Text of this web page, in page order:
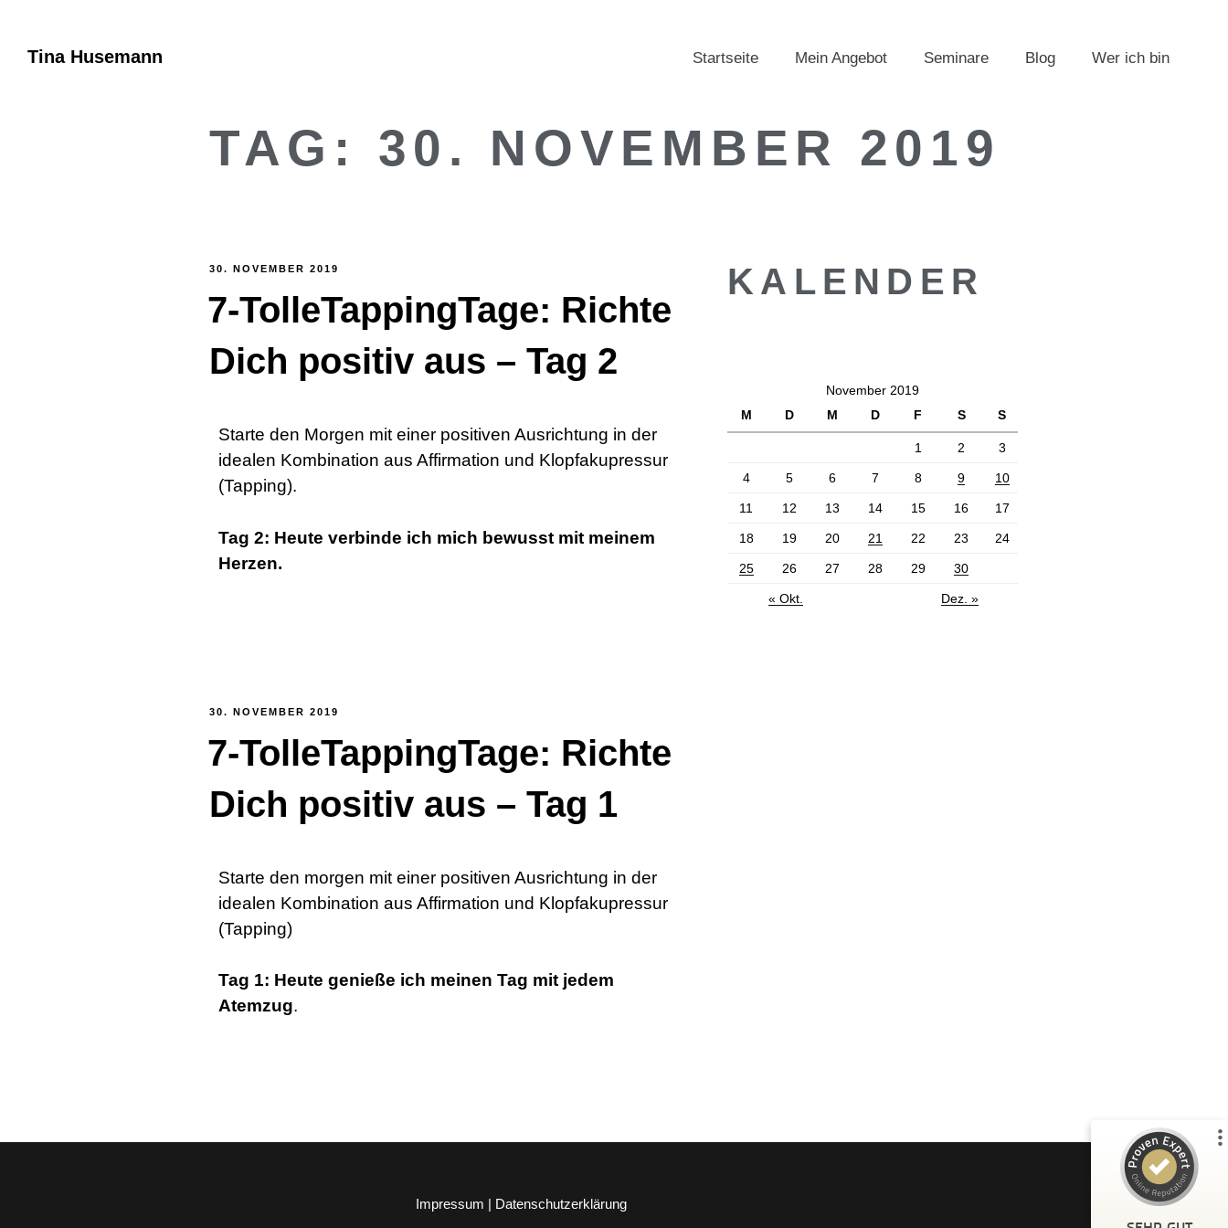
Tina Husemann Startseite Mein Angebot Seminare Blog Wer ich bin
TAG: 30. NOVEMBER 2019
30. NOVEMBER 2019
7-TolleTappingTage: Richte
Dich positiv aus – Tag 2
Starte den Morgen mit einer positiven Ausrichtung in der
idealen Kombination aus Affirmation und Klopfakupressur
(Tapping).
Tag 2: Heute verbinde ich mich bewusst mit meinem
Herzen.
30. NOVEMBER 2019
7-TolleTappingTage: Richte
Dich positiv aus – Tag 1
Starte den morgen mit einer positiven Ausrichtung in der
idealen Kombination aus Affirmation und Klopfakupressur
(Tapping)
Tag 1: Heute genieße ich meinen Tag mit jedem
Atemzug.
KALENDER
November 2019
M
D M D F S S
1 2 3
4 5 6 7 8 9 10
11 12 13 14 15 16 17
18 19 20 21 22 23 24
25 26 27 28 29 30
« Okt. Dez. »
Impressum | Datenschutzerklärung
43
Bewertungen auf
ProvenExpert.com
Blick aufs ProvenExpert-Profil werfen